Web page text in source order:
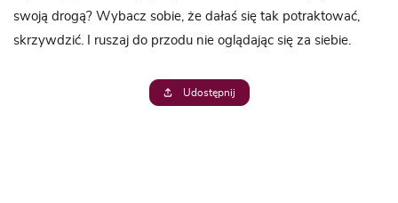
swoją drogą? Wybacz sobie, że dałaś się tak potraktować,
skrzywdzić. I ruszaj do przodu nie oglądając się za siebie.
Udostępnij